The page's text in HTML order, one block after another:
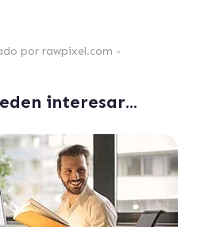
por rawpixel.com -
interesar...